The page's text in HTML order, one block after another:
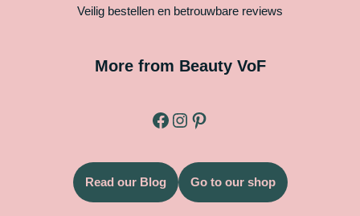
Veilig bestellen en betrouwbare reviews
More from Beauty VoF
Read our Blog Go to our shop